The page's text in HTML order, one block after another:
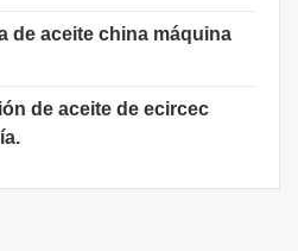
de aceite china máquina
de aceite de ecircec